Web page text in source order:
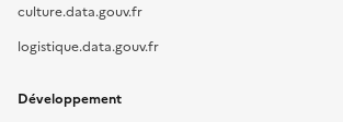
culture.data.gouv.fr
logistique.data.gouv.fr
Développement